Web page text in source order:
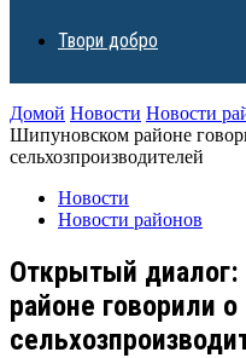
Твори добро
Домой Новости Новости
Шипуновском районе
сельхозпроизводителей
Новости
Новости районов
Открытый
районе говорили